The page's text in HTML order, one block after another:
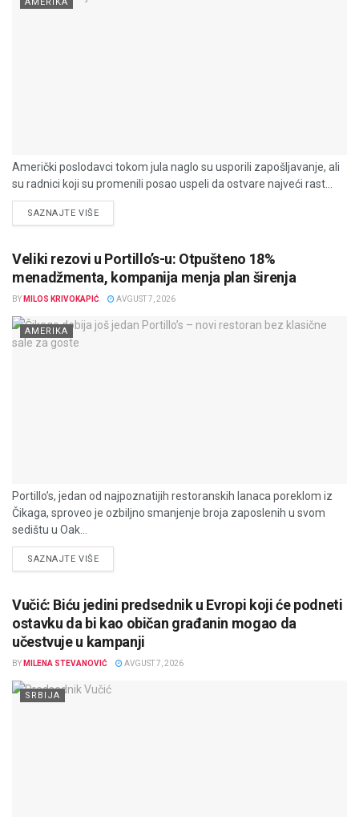
AMERIKA
Američki poslodavci tokom jula naglo su usporili zapošljavanje, ali
su radnici koji su promenili posao uspeli da ostvare najveći rast...
SAZNAJTE VIŠEDETAILS
Veliki rezovi u Portillo’s-u: Otpušteno 18%
menadžmenta, kompanija menja plan širenja
BY MILOS KRIVOKAPIĆ AVGUST 7, 2026
AMERIKA
Portillo’s, jedan od najpoznatijih restoranskih lanaca poreklom iz
Čikaga, sproveo je ozbiljno smanjenje broja zaposlenih u svom
sedištu u Oak...
SAZNAJTE VIŠEDETAILS
Vučić: Biću jedini predsednik u Evropi koji će podneti
ostavku da bi kao običan građanin mogao da
učestvuje u kampanji
BY MILENA STEVANOVIĆ AVGUST 7, 2026
SRBIJA